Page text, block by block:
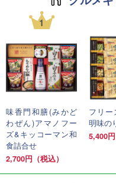
1
味香門和膳(みかど
わぜん)アマノフー
ズ&キッコーマン和
食詰合せ
2,700円（税込）
フリ
明味の
5,400円